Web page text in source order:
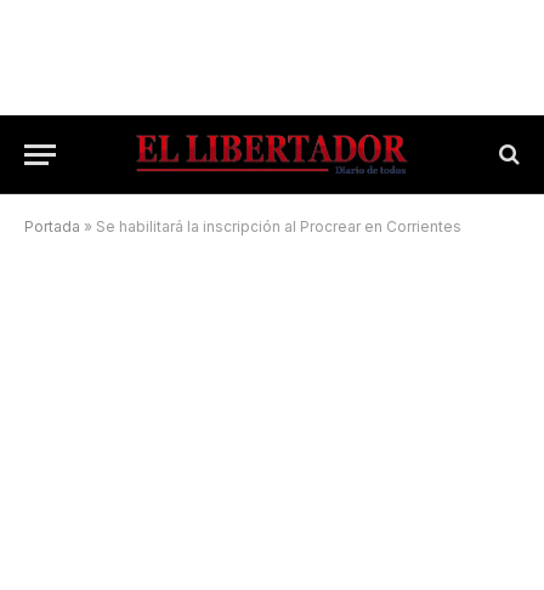
Portada » Se habilitará la inscripción al Procrear en Corrientes